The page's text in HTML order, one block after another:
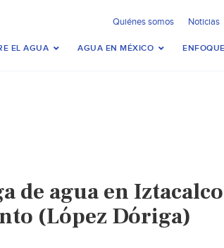
Quiénes somos Noticias
EL AGUA AGUA EN MÉXICO
de agua en
(López Dóriga)